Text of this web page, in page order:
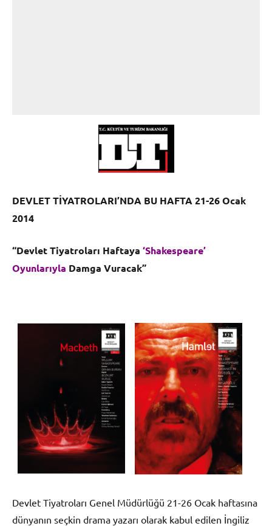
DEVLET TİYATROLARI’NDA BU HAFTA 21-26 Ocak
2014
“Devlet Tiyatroları Haftaya ‘Shakespeare’
Oyunlarıyla Damga Vuracak”
Devlet Tiyatroları Genel Müdürlüğü 21-26 Ocak haftasına
dünyanın seçkin drama yazarı olarak kabul edilen İngiliz